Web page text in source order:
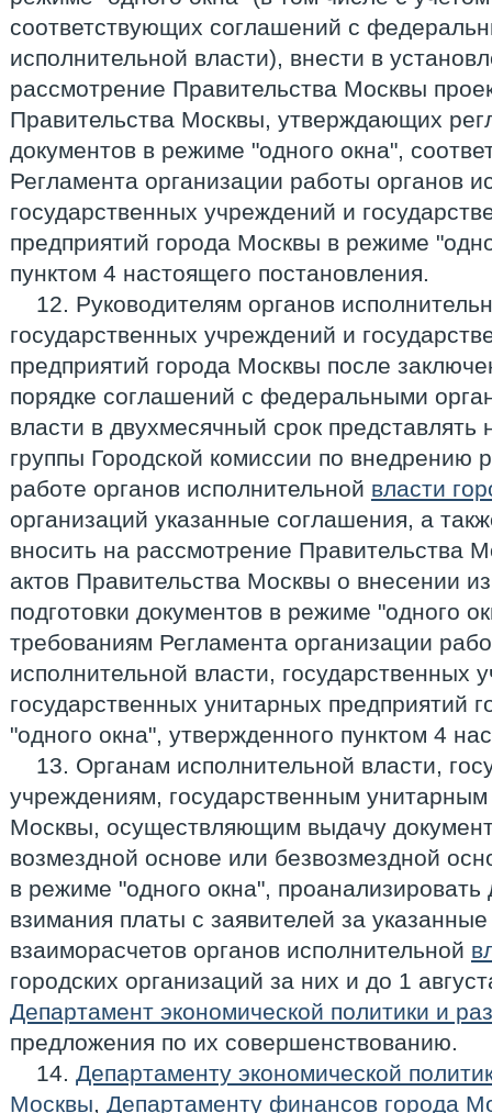
соответствующих соглашений с
исполнительной власти), внести в
рассмотрение Правительства Москвы
Правительства Москвы, утверждающих
документов в режиме "одного окна",
Регламента организации работы органов
государственных учреждений и
предприятий города Москвы в режиме
пунктом 4 настоящего постановления.
12. Руководителям органов
государственных учреждений и
предприятий города Москвы после
порядке соглашений с федеральными
власти в двухмесячный срок
группы Городской комиссии по внедрению
работе органов исполнительной власти
организаций указанные соглашения, а
вносить на рассмотрение Правительства
актов Правительства Москвы о внесении
подготовки документов в режиме "одного
требованиям Регламента организации
исполнительной власти, государственных
государственных унитарных предприятий
"одного окна", утвержденного пунктом 4
13. Органам исполнительной власти,
учреждениям, государственным
Москвы, осуществляющим выдачу
возмездной основе или безвозмездной
в режиме "одного окна",
взимания платы с заявителей за
взаиморасчетов органов исполнительной
городских организаций за них и до 1
Департамент экономической политики и
предложения по их совершенствованию.
14. Департаменту экономической
Москвы, Департаменту финансов города